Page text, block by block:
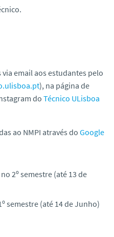
email aos estudantes pelo
), na página de
doTécnico ULisboa
ao NMPI através do Google
2º semestre (até 13 de
semestre (até 14 de Junho)